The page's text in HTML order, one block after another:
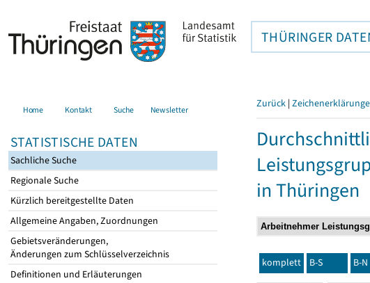
THÜRINGER
Home Kontakt Suche Newsletter
STATISTISCHE DATEN
Sachliche Suche
Regionale Suche
Kürzlich bereitgestellte Daten
Allgemeine Angaben, Zuordnungen
Gebietsveränderungen,
Änderungen zum Schlüsselverzeichnis
Definitionen und Erläuterungen
Zurück |
in Thüringen
komplett B-S B-N